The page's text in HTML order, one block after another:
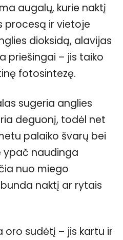
augalų, kurie naktį
procesą ir vietoje
dioksidą, alavijas
priešingai – jis taiko
fotosintezę.
sugeria anglies
deguonį, todėl net
palaiko švarų bei
ypač naudinga
nuo miego
naktį ar rytais
oro sudėtį – jis kartu ir